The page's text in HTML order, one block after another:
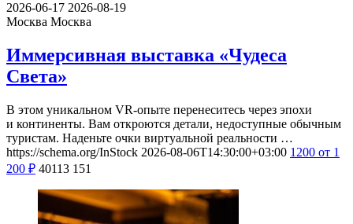
2026-06-17 2026-08-19
Москва Москва
Иммерсивная выставка «Чудеса
Света»
В этом уникальном VR-опыте перенеситесь через эпохи
и континенты. Вам откроются детали, недоступные обычным
туристам. Наденьте очки виртуальной реальности …
https://schema.org/InStock 2026-08-06T14:30:00+03:00 1200 от 1
200 ₽ 40113 151